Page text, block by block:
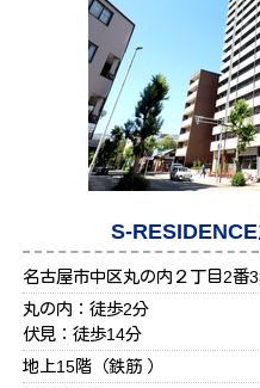
S-
名古屋市中区丸の内２丁目2番
丸の内：徒歩2分
伏見：徒歩14分
地上15階（鉄筋 ）